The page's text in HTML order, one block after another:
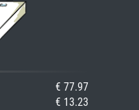
€ 77.97
€ 13.23